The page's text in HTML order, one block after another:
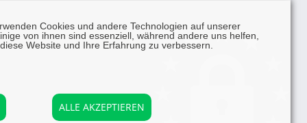
Cookies und andere Technologien auf unserer
von ihnen sind essenziell, während andere uns helfen,
diese Website und Ihre Erfahrung zu verbessern.
ALLE AKZEPTIEREN
Datenschutz